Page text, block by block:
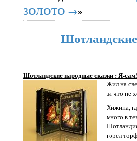
ЗОЛОТО →»
Шотландские народные сказки : Я-сам!
Жил на
за что не
Хижина,
много в
горел